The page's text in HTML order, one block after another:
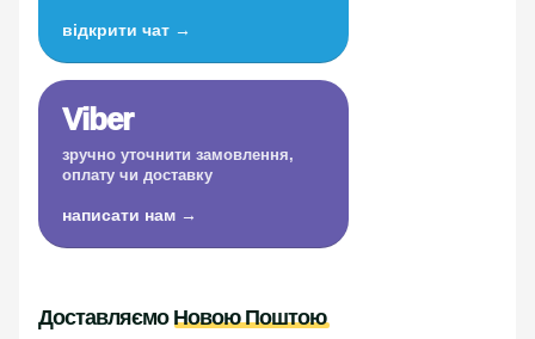
відкрити чат →
Viber
зручно уточнити замовлення,
оплату чи доставку
написати нам →
Доставляємо Новою Поштою